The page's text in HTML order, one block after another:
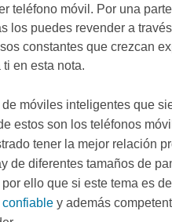
teléfono móvil. Por una
los puedes revender a
constantes que crezcan
en esta nota.
móviles inteligentes que
estos son los teléfonos
tener la mejor relación
de diferentes tamaños de
ello que si este tema es
confiable y además